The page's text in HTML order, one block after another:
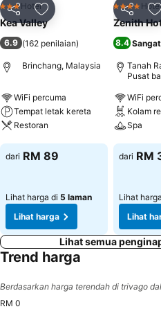
Kongsi Tambah ke favorit
3 Bintang
Hotel
Kea Valley
6.9 (162 penilaian)
Brinchang, Malaysia
WiFi percuma
Tempat letak kereta
Restoran
Lihat harga
dari RM 89
Lihat harga di 5 laman
Lihat harga
Kongsi
4 BintangHotel
Zenith
8.4
Tanah
Pusat
WiFi
Kolam
Spa
Lihat
dari RM
Lihat
Lihat
Lihat semua
Trend harga
Berdasarkan harga terendah di trivago
RM 0